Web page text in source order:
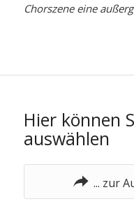
Chorszene eine
Hier können
auswählen
... zur